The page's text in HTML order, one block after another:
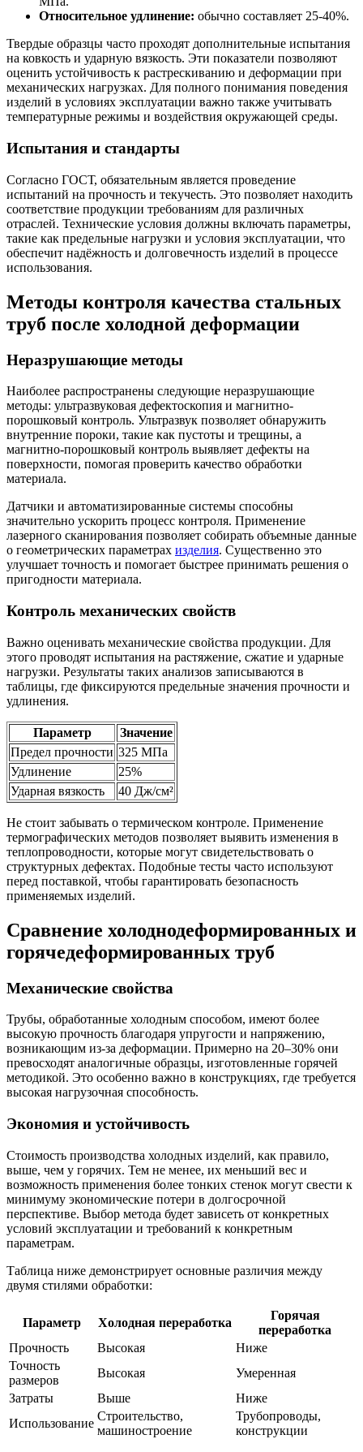
Относительное удлинение: обычно составляет 25-40%.
Твердые образцы часто проходят дополнительные испытания
на ковкость и ударную вязкость. Эти показатели позволяют
оценить устойчивость к растрескиванию и деформации при
механических нагрузках. Для полного понимания поведения
изделий в условиях эксплуатации важно также учитывать
температурные режимы и воздействия окружающей среды.
Испытания и стандарты
Согласно ГОСТ, обязательным является проведение
испытаний на прочность и текучесть. Это позволяет находить
соответствие продукции требованиям для различных
отраслей. Технические условия должны включать параметры,
такие как предельные нагрузки и условия эксплуатации, что
обеспечит надёжность и долговечность изделий в процессе
использования.
Методы контроля качества стальных
труб после холодной деформации
Неразрушающие методы
Наиболее распространены следующие неразрушающие
методы: ультразвуковая дефектоскопия и магнитно-
порошковый контроль. Ультразвук позволяет обнаружить
внутренние пороки, такие как пустоты и трещины, а
магнитно-порошковый контроль выявляет дефекты на
поверхности, помогая проверить качество обработки
материала.
Датчики и автоматизированные системы способны
значительно ускорить процесс контроля. Применение
лазерного сканирования позволяет собирать объемные данные
о геометрических параметрах изделия. Существенно это
улучшает точность и помогает быстрее принимать решения о
пригодности материала.
Контроль механических свойств
Важно оценивать механические свойства продукции. Для
этого проводят испытания на растяжение, сжатие и ударные
нагрузки. Результаты таких анализов записываются в
таблицы, где фиксируются предельные значения прочности и
удлинения.
Параметр
Значение
Предел прочности 325 МПа
Удлинение
25%
Ударная вязкость
40 Дж/см²
Не стоит забывать о термическом контроле. Применение
термографических методов позволяет выявить изменения в
теплопроводности, которые могут свидетельствовать о
структурных дефектах. Подобные тесты часто используют
перед поставкой, чтобы гарантировать безопасность
применяемых изделий.
Сравнение холоднодеформированных и
горячедеформированных труб
Механические свойства
Трубы, обработанные холодным способом, имеют более
высокую прочность благодаря упругости и напряжению,
возникающим из-за деформации. Примерно на 20–30% они
превосходят аналогичные образцы, изготовленные горячей
методикой. Это особенно важно в конструкциях, где требуется
высокая нагрузочная способность.
Экономия и устойчивость
Стоимость производства холодных изделий, как правило,
выше, чем у горячих. Тем не менее, их меньший вес и
возможность применения более тонких стенок могут свести к
минимуму экономические потери в долгосрочной
перспективе. Выбор метода будет зависеть от конкретных
условий эксплуатации и требований к конкретным
параметрам.
Таблица ниже демонстрирует основные различия между
двумя стилями обработки:
Параметр Холодная переработка
Горячая
переработка
Прочность
Высокая
Ниже
Точность
размеров
Высокая
Умеренная
Затраты
Выше
Ниже
Использование
Строительство,
машиностроение
Трубопроводы,
конструкции